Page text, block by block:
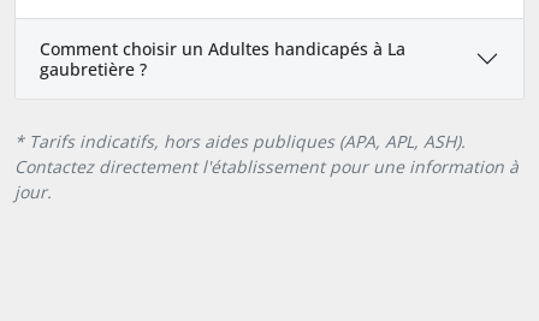
Comment choisir un Adultes handicapés à La
gaubretière ?
* Tarifs indicatifs, hors aides publiques (APA, APL, ASH).
Contactez directement l'établissement pour une information à
jour.